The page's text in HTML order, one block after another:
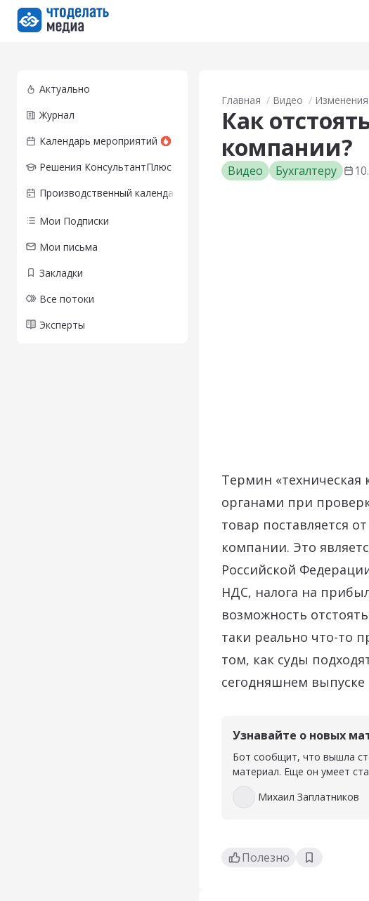
Перейти на главную страницу
Актуально
Журнал
Календарь мероприятий
Решения КонсультантПлюс
Производственный календарь
Мои Подписки
Мои письма
Закладки
Все потоки
Эксперты
Главная Видео
Как
компании?
Видео Бухгалтеру
Термин «техническая
органами при
товар поставляется
компании. Это
Российской
НДС, налога на
возможность
таки реально что-то
том, как суды
сегодняшнем выпуске
Узнавайте о новых
Бот сообщит, что вышла
материал. Еще он умеет
Михаил Заплатников
Михаил Заплатников
Полезно